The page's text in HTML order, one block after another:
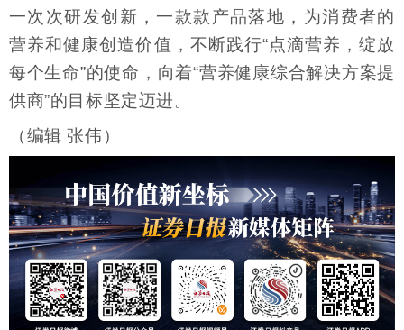
一次次研发创新，一款款产品落地，为消费者的
营养和健康创造价值，不断践行“点滴营养，绽放
每个生命”的使命，向着“营养健康综合解决方案提
供商”的目标坚定迈进。
（编辑 张伟）